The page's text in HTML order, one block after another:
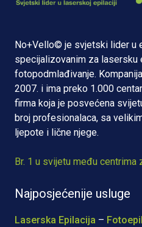
No+Vello© je svjetski lider u
specijalizovanim za lasersku
fotopodmlađivanje.
2007. i ima preko 1.000
firma koja je posvećena
broj profesionalaca, sa
ljepote i lične njege.
Br. 1 u svijetu među centrima
Najposjećenije usluge
Laserska Epilacija –